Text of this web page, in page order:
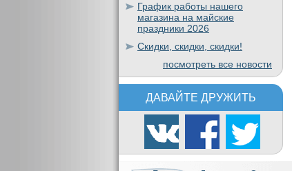
График работы нашего
магазина на майские
праздники 2026
Скидки, скидки, скидки!
посмотреть все новости
ДАВАЙТЕ ДРУЖИТЬ